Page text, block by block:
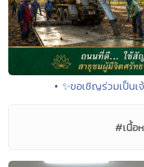
• ✨ขอเชิญร่วมเป็น
#เนื้อ